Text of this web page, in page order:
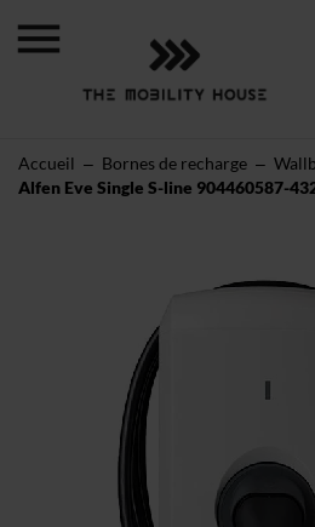
Accueil Bornes de recharge
Alfen Eve Single S-line 904460587-